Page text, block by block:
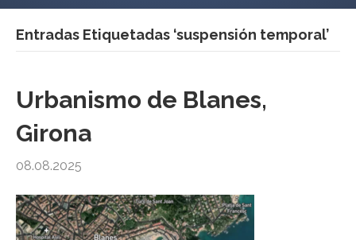
Entradas Etiquetadas ‘suspensión temporal’
Urbanismo de Blanes,
Girona
08.08.2025